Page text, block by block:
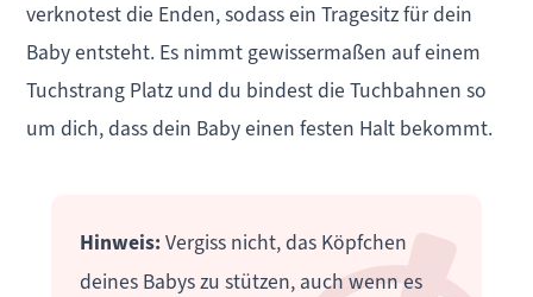
verknotest die Enden, sodass ein Tragesitz für dein
Baby entsteht. Es nimmt gewissermaßen auf einem
Tuchstrang Platz und du bindest die Tuchbahnen so
um dich, dass dein Baby einen festen Halt bekommt.
Hinweis: Vergiss nicht, das Köpfchen
deines Babys zu stützen, auch wenn es